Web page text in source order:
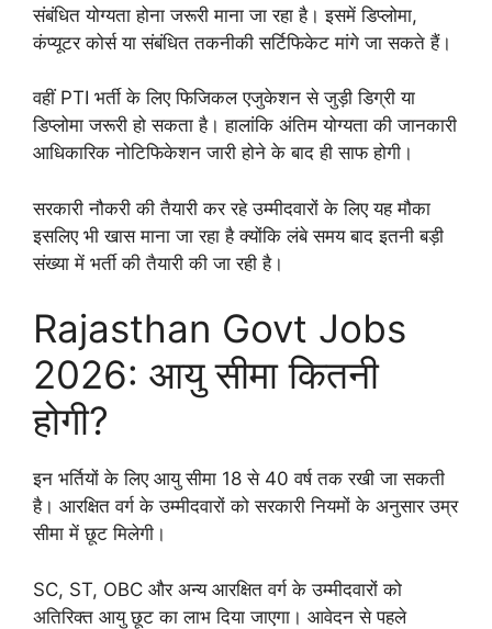
संबंधित योग्यता होना जरूरी माना जा रहा है। इसमें डिप्लोमा,
कंप्यूटर कोर्स या संबंधित तकनीकी सर्टिफिकेट मांगे जा सकते हैं।
वहीं PTI भर्ती के लिए फिजिकल एजुकेशन से जुड़ी डिग्री या
डिप्लोमा जरूरी हो सकता है। हालांकि अंतिम योग्यता की जानकारी
आधिकारिक नोटिफिकेशन जारी होने के बाद ही साफ होगी।
सरकारी नौकरी की तैयारी कर रहे उम्मीदवारों के लिए यह मौका
इसलिए भी खास माना जा रहा है क्योंकि लंबे समय बाद इतनी बड़ी
संख्या में भर्ती की तैयारी की जा रही है।
Rajasthan Govt Jobs
2026: आयु सीमा कितनी
होगी?
इन भर्तियों के लिए आयु सीमा 18 से 40 वर्ष तक रखी जा सकती
है। आरक्षित वर्ग के उम्मीदवारों को सरकारी नियमों के अनुसार उम्र
सीमा में छूट मिलेगी।
SC, ST, OBC और अन्य आरक्षित वर्ग के उम्मीदवारों को
अतिरिक्त आयु छूट का लाभ दिया जाएगा। आवेदन से पहले